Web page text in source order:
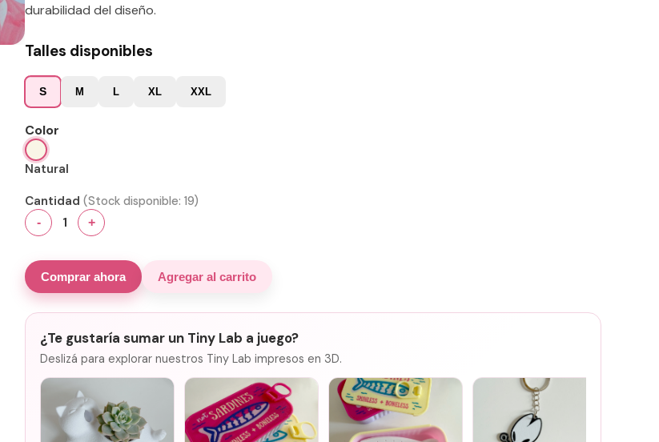
durabilidad del diseño.
Talles disponibles
S M L XL XXL
Color
Natural
Cantidad (Stock disponible: 19)
- 1 +
Comprar ahora Agregar al carrito
¿Te gustaría sumar un Tiny Lab a juego?
Deslizá para explorar nuestros Tiny Lab impresos en 3D.